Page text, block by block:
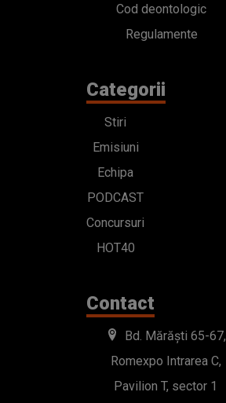
Cod deontologic
Regulamente
Categorii
Stiri
Emisiuni
Echipa
PODCAST
Concursuri
HOT40
Contact
Bd. Mărăști 65-67,
Romexpo Intrarea C,
Pavilion T, sector 1